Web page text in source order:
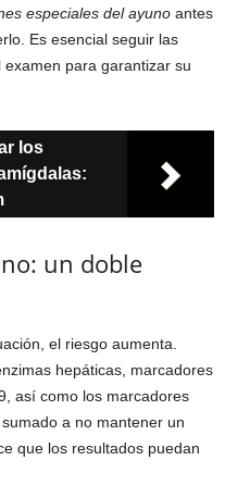
especiales del ayuno antes
Es esencial seguir las
para garantizar su
los
un doble
el riesgo aumenta.
hepáticas, marcadores
así como los marcadores
a no mantener un
que los resultados puedan